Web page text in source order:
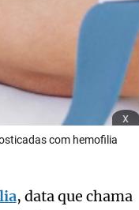
x
com hemofilia
, data que chama